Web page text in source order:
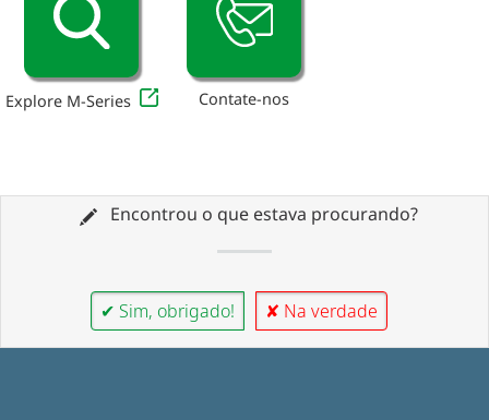
Explore M-Series Contate-nos
Encontrou o que estava procurando?
✔ Sim, obrigado! ✘ Na verdade